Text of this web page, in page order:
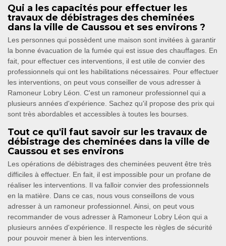
Qui a les capacités pour effectuer les
travaux de débistrages des cheminées
dans la ville de Caussou et ses environs ?
Les personnes qui possèdent une maison sont invitées à garantir
la bonne évacuation de la fumée qui est issue des chauffages. En
fait, pour effectuer ces interventions, il est utile de convier des
professionnels qui ont les habilitations nécessaires. Pour effectuer
les interventions, on peut vous conseiller de vous adresser à
Ramoneur Lobry Léon. C'est un ramoneur professionnel qui a
plusieurs années d'expérience. Sachez qu'il propose des prix qui
sont très abordables et accessibles à toutes les bourses.
Tout ce qu'il faut savoir sur les travaux de
débistrage des cheminées dans la ville de
Caussou et ses environs
Les opérations de débistrages des cheminées peuvent être très
difficiles à effectuer. En fait, il est impossible pour un profane de
réaliser les interventions. Il va falloir convier des professionnels
en la matière. Dans ce cas, nous vous conseillons de vous
adresser à un ramoneur professionnel. Ainsi, on peut vous
recommander de vous adresser à Ramoneur Lobry Léon qui a
plusieurs années d'expérience. Il respecte les règles de sécurité
pour pouvoir mener à bien les interventions.